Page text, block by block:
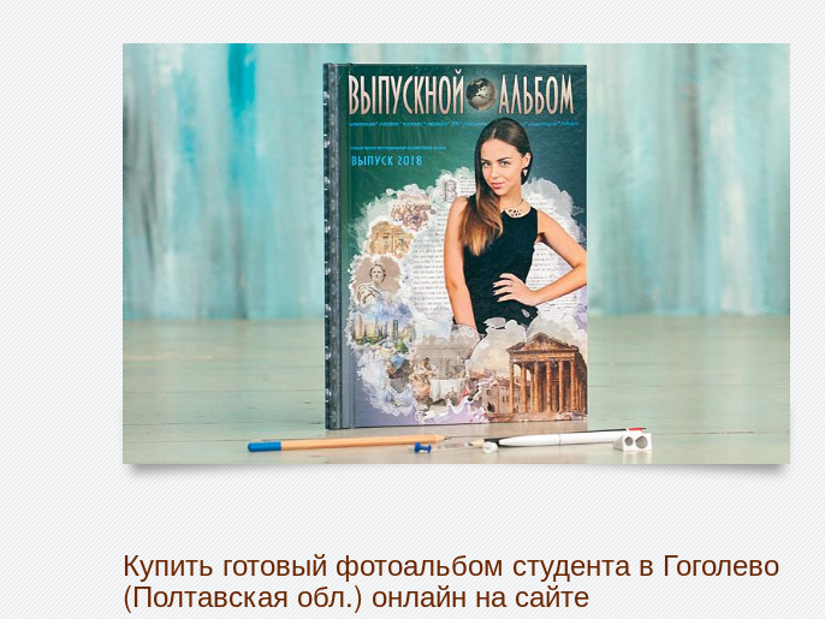
Купить готовый фотоальбом студента в Гоголево
(Полтавская обл.) онлайн на сайте